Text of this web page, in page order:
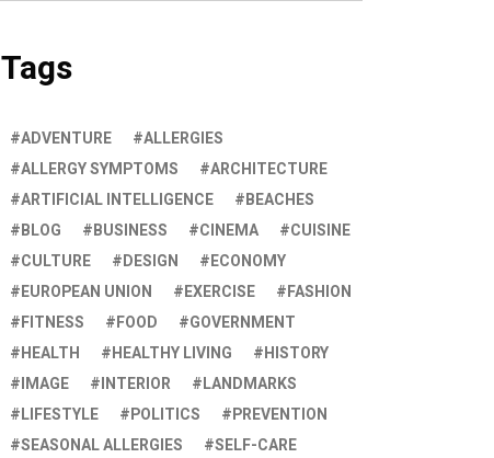
Tags
ADVENTURE
ALLERGIES
ALLERGY SYMPTOMS
ARCHITECTURE
ARTIFICIAL INTELLIGENCE
BEACHES
BLOG
BUSINESS CINEMA
CUISINE
CULTURE
DESIGN
ECONOMY
EUROPEAN UNION
EXERCISE
FASHION
FITNESS
FOOD
GOVERNMENT
HEALTH
HEALTHY LIVING
HISTORY
IMAGE
INTERIOR
LANDMARKS
LIFESTYLE
POLITICS
PREVENTION
SEASONAL ALLERGIES
SELF-CARE